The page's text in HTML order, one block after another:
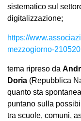
sistematico sul
digitalizzazione;
https://
mezzogiorno-210520
tema ripreso da
Doria (Repubblica
quanto sta
puntano sulla
tra scuole, comuni,